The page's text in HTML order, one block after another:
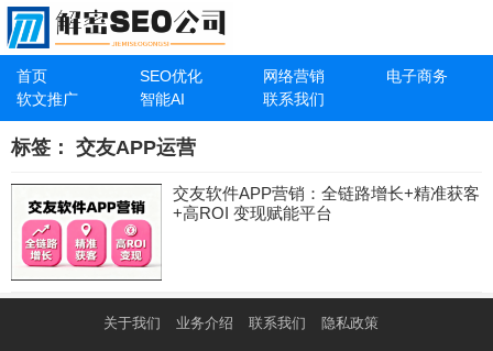
首页 SEO优化 网络营销
电子商务
软文推广
智能AI 联系我们
标签： 交友APP运营
交友软件APP营销：全链路增长+精准获客
+高ROI 变现赋能平台
关于我们 业务介绍 联系我们 隐私政策